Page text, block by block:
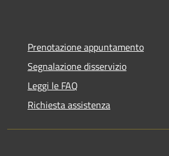
Prenotazione appuntamento
Segnalazione disservizio
Leggi le FAQ
Richiesta assistenza